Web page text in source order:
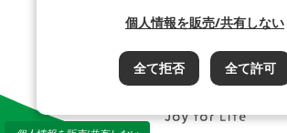
©J-OIL MILLS, INC. All rights reserved.
個人情報を販売/共有しない
全て拒否 全て許可